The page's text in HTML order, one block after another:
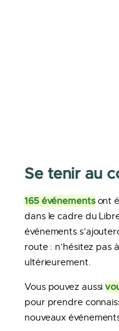
Se tenir au
165 événementsont
dans le cadre du
événements
route : n’hésitez pas
ultérieurement.
Vous pouvez aussi
pour prendre
nouveaux